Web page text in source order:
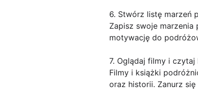
6. Stwórz listę marzeń
Zapisz swoje
motywację do
7. Oglądaj filmy i
Filmy i książki
oraz historii. Zanurz